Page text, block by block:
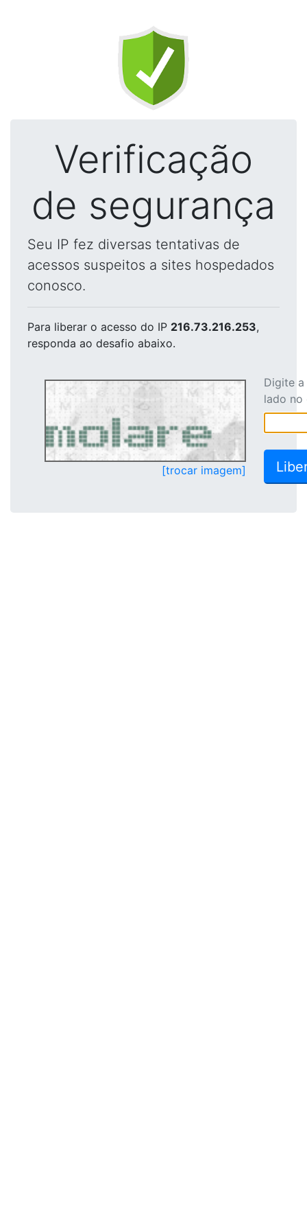
Verificação
de segurança
Seu IP fez diversas tentativas de
acessos suspeitos a sites hospedados
conosco.
Para liberar o acesso do IP 216.73.216.253,
responda ao desafio abaixo.
[trocar imagem]
Digite
lado no